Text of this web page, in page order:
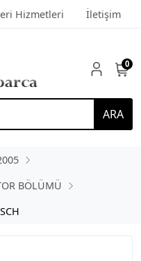
Hizmetleri İletişim
ARA
0
BÖLÜMÜ